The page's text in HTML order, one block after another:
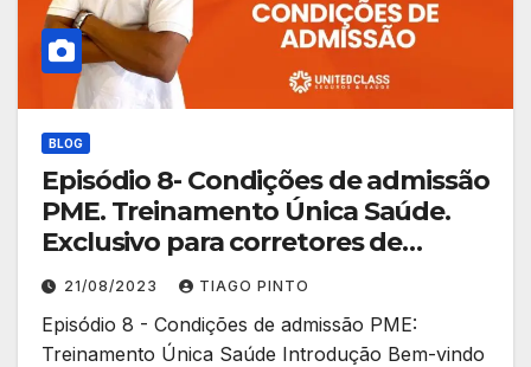
BLOG
Episódio 8- Condições de admissão
PME. Treinamento Única Saúde.
Exclusivo para corretores de
planos.
21/08/2023 TIAGO PINTO
Episódio 8 - Condições de admissão PME:
Treinamento Única Saúde Introdução Bem-vindo